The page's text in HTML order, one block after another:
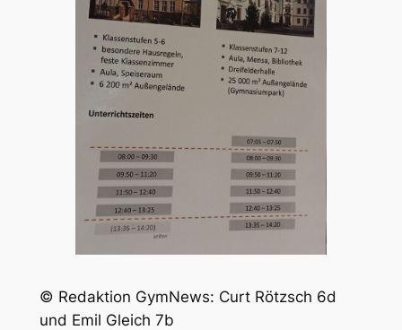
© Redaktion GymNews: Curt Rötzsch 6d
und Emil Gleich 7b